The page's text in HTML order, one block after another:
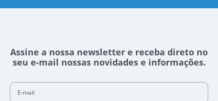
Assine a nossa newsletter e receba direto no
seu e-mail nossas novidades e informações.
E-mail